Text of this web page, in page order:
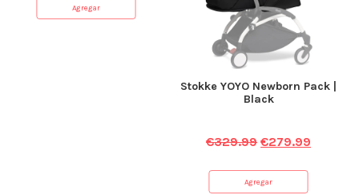
Agregar
Stokke YOYO Newborn Pack |
Black
€329.99 €279.99
Agregar